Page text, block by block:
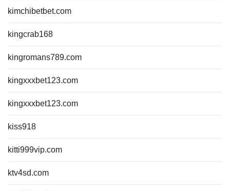
kimchibetbet.com
kingcrab168
kingromans789.com
kingxxxbet123.com
kingxxxbet123.com
kiss918
kitti999vip.com
ktv4sd.com